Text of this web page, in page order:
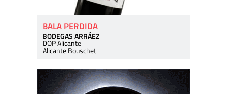
BALA PERDIDA
BODEGAS ARRÁEZ
DOP Alicante
Alicante Bouschet